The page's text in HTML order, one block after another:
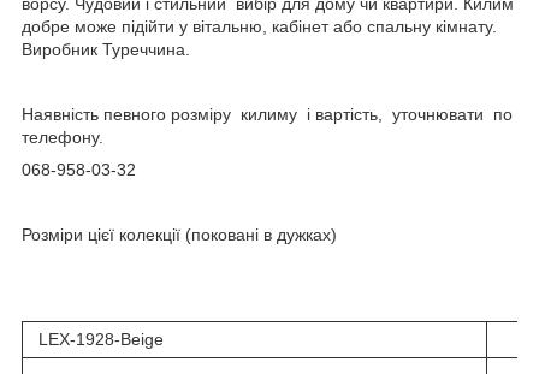
добре може підійти у вітальню, кабінет або спальну кімнату.
Виробник Туреччина.
Наявність певного розміру килиму і вартість, уточнювати по
телефону.
068-958-03-32
Розміри цієї колекції (поковані в дужках)
LEX-1928-Beige